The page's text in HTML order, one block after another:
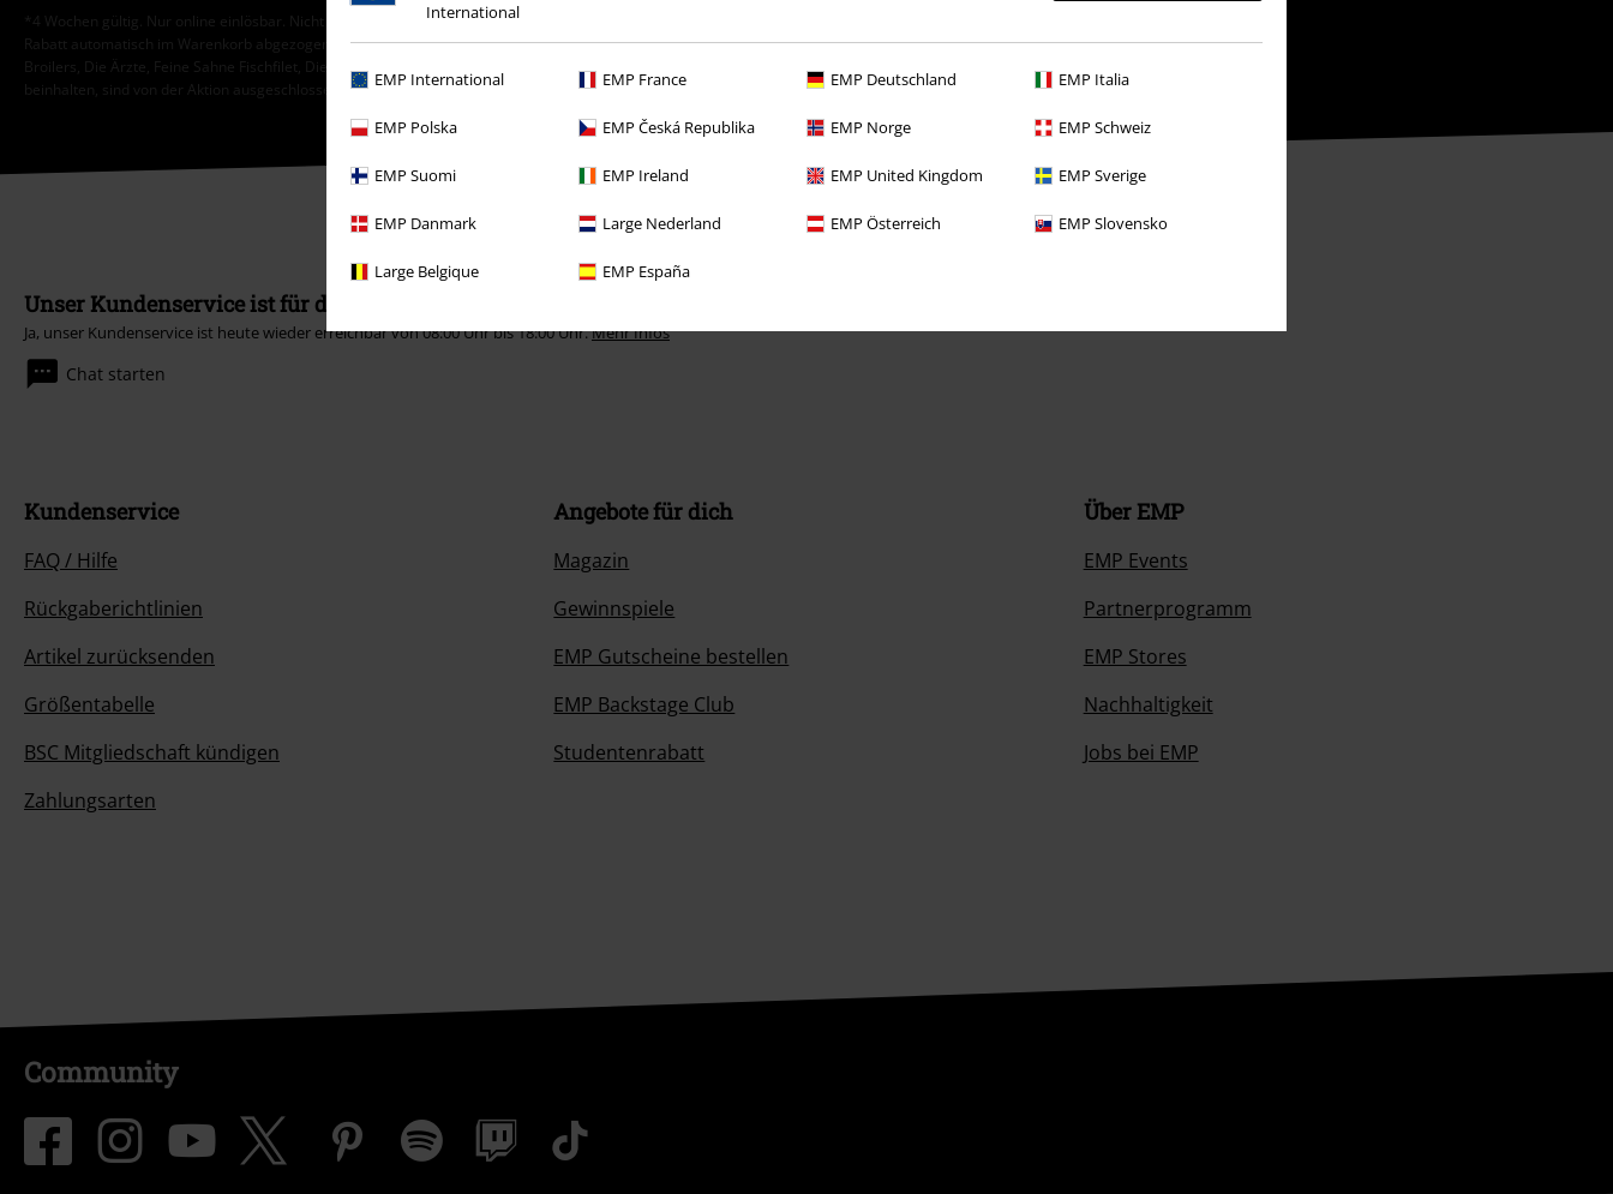
International
EMP International EMP France EMP Deutschland EMP Italia
EMP Polska EMP Česká Republika EMP Norge EMP Schweiz
EMP Suomi EMP Ireland EMP United Kingdom EMP Sverige
EMP Danmark Large Nederland EMP Österreich EMP Slovensko
Large Belgique EMP España
*4 Wochen gültig. Nur online einlösbar. Nicht mit anderen Aktionen kombinierbar. Nach Codeeingabe wird dir der
Rabatt automatisch im Warenkorb abgezogen. Bücher, Medien, Tickets, Rammstein, (Till) Lindemann, Böhse Onkelz,
Broilers, Die Ärzte, Feine Sahne Fischfilet, Die Toten Hosen, Gutscheine & Artikel, die einen Spendenbeitrag
beinhalten, sind von der Aktion ausgeschlossen.
Unser Kundenservice ist für dich da
Ja, unser Kundenservice ist heute wieder erreichbar von 08:00 Uhr bis 18:00 Uhr.Mehr Infos
Chat starten
Kundenservice
FAQ / Hilfe
Rückgaberichtlinien
Artikel zurücksenden
Größentabelle
BSC Mitgliedschaft kündigen
Zahlungsarten
Angebote für dich
Magazin
Gewinnspiele
EMP Gutscheine bestellen
EMP Backstage Club
Studentenrabatt
Über EMP
EMP Events
Partnerprogramm
EMP Stores
Nachhaltigkeit
Jobs bei EMP
Community